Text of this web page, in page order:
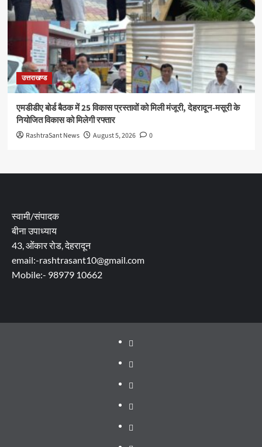
उत्तराखण्ड
एमडीडीए बोर्ड बैठक में 25 विकास प्रस्तावों को मिली मंजूरी, देहरादून-मसूरी के
नियोजित विकास को मिलेगी रफ्तार
RashtraSant News August 5, 2026 0
स्वामी/संपादक
बीना उपाध्याय
43, ओंकार रोड, देहरादून
email:-rashtrasant10@gmail.com
Mobile:- 98979 10662
About
WEB
SERIES
TO
Dehradun
Smart
City
Life
in
Dehradun
Places